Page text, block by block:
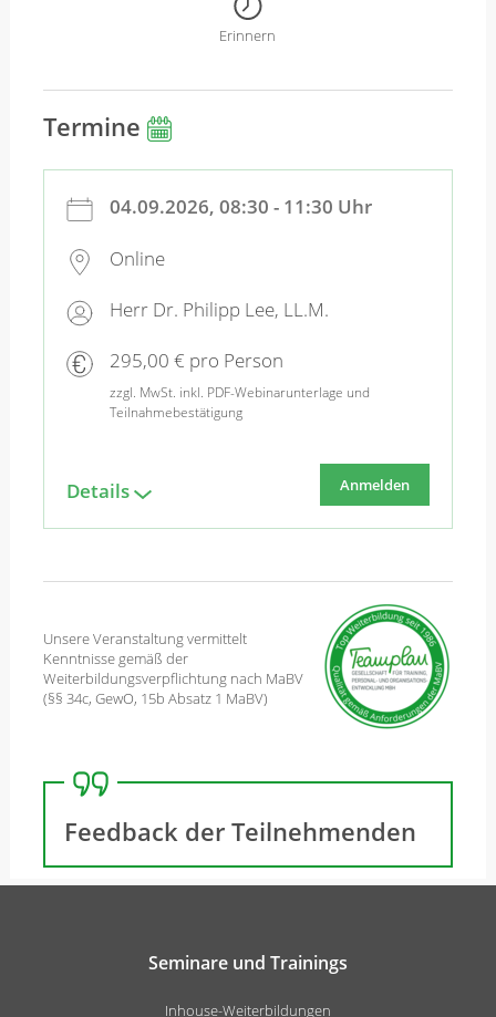
Erinnern
Termine
04.09.2026, 08:30 - 11:30 Uhr
Online
Herr Dr. Philipp Lee, LL.M.
295,00 € pro Person
zzgl. MwSt. inkl. PDF-Webinarunterlage und
Teilnahmebestätigung
Details Anmelden
Unsere Veranstaltung vermittelt
Kenntnisse gemäß der
Weiterbildungsverpflichtung nach MaBV
(§§ 34c, GewO, 15b Absatz 1 MaBV)
Feedback der Teilnehmenden
Seminare und Trainings
Inhouse-Weiterbildungen